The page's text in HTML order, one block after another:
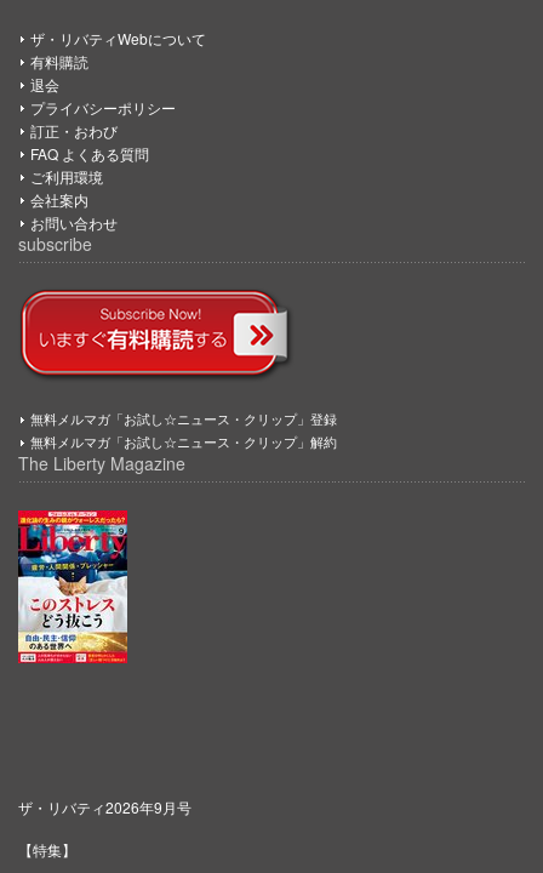
ザ・リバティWebについて
有料購読
退会
プライバシーポリシー
訂正・おわび
FAQ よくある質問
ご利用環境
会社案内
お問い合わせ
subscribe
無料メルマガ「お試し☆ニュース・クリップ」登録
無料メルマガ「お試し☆ニュース・クリップ」解約
The Liberty Magazine
ザ・リバティ2026年9月号
【特集】